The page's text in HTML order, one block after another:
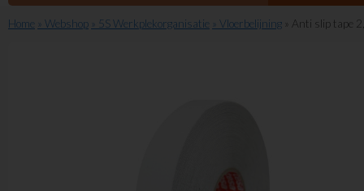
Home » Webshop » 5S Werkplekorganisatie » Vloerbelijning » Anti slip tape